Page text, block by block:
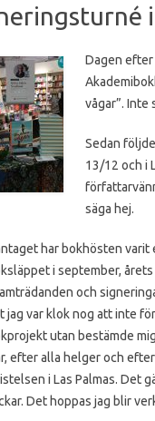
Dagen efter
vågar”. Inte
Sedan
13/12 och i
säga hej.
har bokhösten
i september,
och
jag var klok nog att inte
utan bestämde
efter alla helger och
i Las Palmas. Det
Det hoppas jag blir